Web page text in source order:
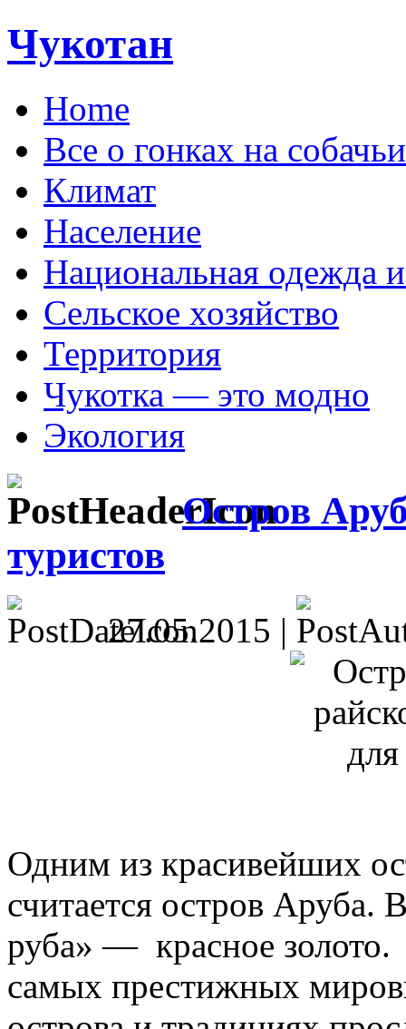
Чукотан
Home
Все о гонках на
Климат
Население
Национальная одежда
Сельское хозяйство
Территория
Чукотка — это модно
Экология
Остров
туристов
27.05.2015 |
Одним из красивейших
считается остров Аруба.
руба» — красное золото.
самых престижных